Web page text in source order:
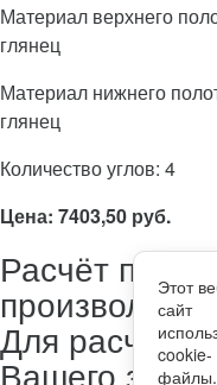
Этот
сайт
cookie-
файлы.
Материал верхнего
глянец
Материал нижнего
глянец
Количество углов: 4
Цена: 7403,50 руб.
Расчёт
Для расчёта
Вашего